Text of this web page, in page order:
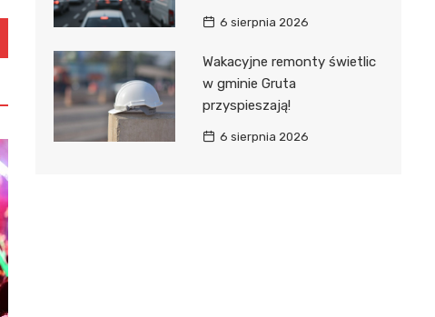
6 sierpnia 2026
Wakacyjne remonty świetlic
w gminie Gruta
przyspieszają!
6 sierpnia 2026